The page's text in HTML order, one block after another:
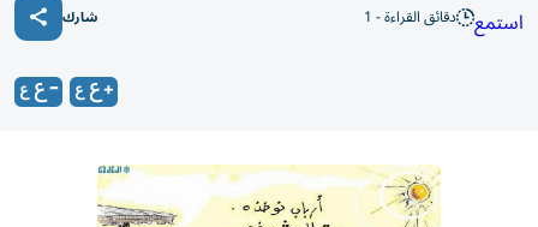
استمع دقائق القراءة - 1 شارك